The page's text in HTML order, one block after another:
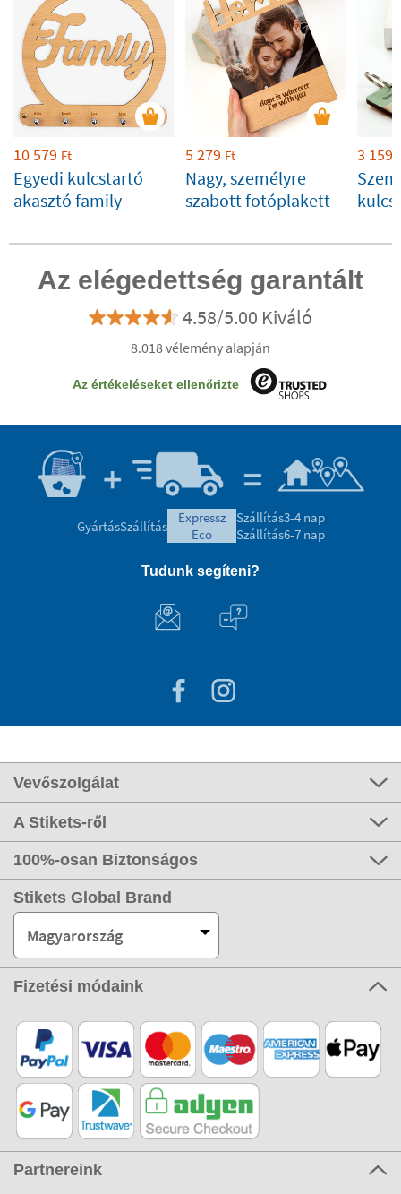
10 579 Ft
Egyedi kulcstartó
akasztó family
5 279 Ft
Nagy, személyre
szabott fotóplakett
3 159
Az elégedettség garantált
4.58/5.00 Kiváló
8.018 vélemény alapján
Az értékeléseket ellenőrizte
GyártásSzállítás
expressz
eco
Szállítás3-4 nap
Szállítás6-7 nap
Tudunk segíteni?
Vevőszolgálat
A Stikets-ről
100%-osan Biztonságos
Stikets Global Brand
Magyarország
Fizetési módaink
Partnereink